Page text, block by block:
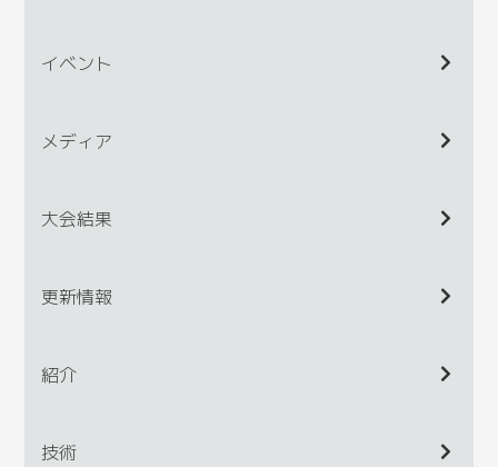
イベント
メディア
大会結果
更新情報
紹介
技術